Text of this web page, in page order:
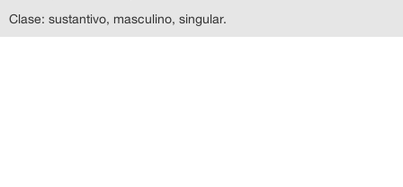
Clase: sustantivo, masculino, singular.